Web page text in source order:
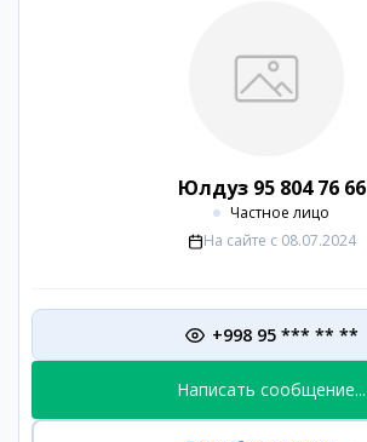
Юлдуз 95 804 76 66
Частное лицо
На сайте с 08.07.2024
+998 95 *** ** **
Написать сообщение...